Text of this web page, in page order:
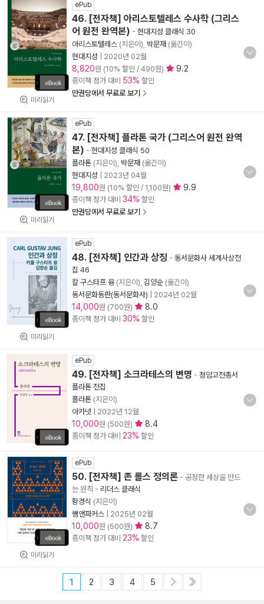
미리읽기
ePub
46. [전자책] 아리스토텔레스 수사학 (그리스
어 원전 완역본) - 현대지성 클래식 30
아리스토텔레스 (지은이), 박문재 (옮긴이)
현대지성
2020년 02월
8,820원 (10% 할인 / 490원) 9.2
종이책 정가 대비 53% 할인
만권당에서 무료로 보기
미리읽기
ePub
47. [전자책] 플라톤 국가 (그리스어 원전 완역
본) - 현대지성 클래식 50
플라톤 (지은이), 박문재 (옮긴이)
현대지성
2023년 04월
19,800원 (10% 할인 / 1,100원) 9.9
종이책 정가 대비 34% 할인
만권당에서 무료로 보기
미리읽기
ePub
48. [전자책] 인간과 상징 - 동서문화사 세계사상전
집 46
칼 구스타프 융(지은이), 김양순 (옮긴이)
동서문화동판(동서문화사)
2024년 02월
14,000원 (700원) 8.0
종이책 정가 대비 30% 할인
ePub
49. [전자책] 소크라테스의 변명 - 정암고전총서
플라톤 전집
플라톤 (지은이)
아카넷
2022년 12월
10,000원 (500원) 8.4
종이책 정가 대비 23% 할인
미리읽기
ePub
50. [전자책] 존 롤스 정의론 - 공정한 세상을 만드
는 원칙 - 리더스 클래식
황경식 (지은이)
쌤앤파커스
2025년 02월
10,000원 (500원) 8.7
종이책 정가 대비 23% 할인
1 2 3 4 5